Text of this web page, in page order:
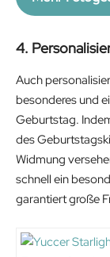
p
i
c
e
w
a
s
:
9
4.
Auch
besonderes und
Geburtstag.
des
Widmung
schnell ein
garantiert große